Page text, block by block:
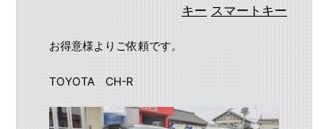
キー スマートキー
お得意様よりご依頼です。
TOYOTA CH-R